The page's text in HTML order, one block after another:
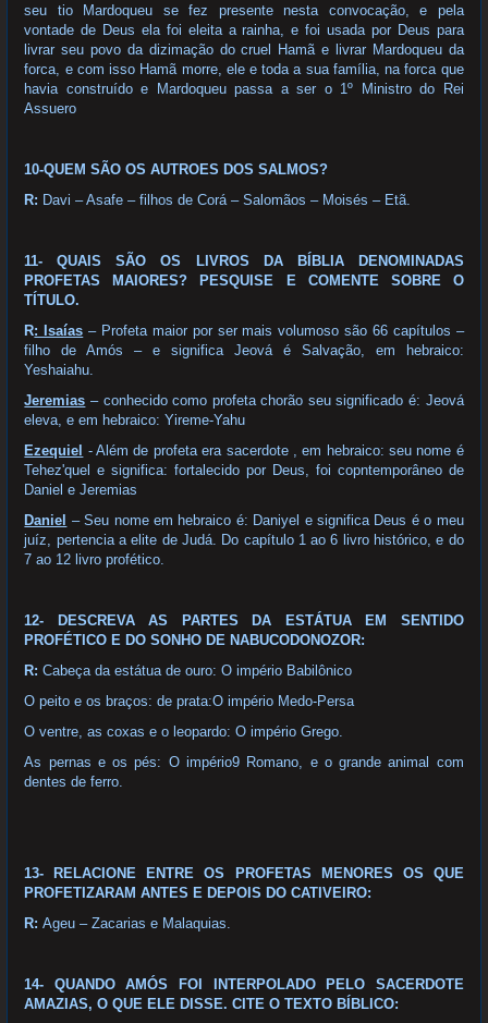
seu tio Mardoqueu se fez presente nesta convocação, e pela
vontade de Deus ela foi eleita a rainha, e foi usada por Deus para
livrar seu povo da dizimação do cruel Hamã e livrar Mardoqueu da
forca, e com isso Hamã morre, ele e toda a sua família, na forca que
havia construído e Mardoqueu passa a ser o 1º Ministro do Rei
Assuero
10-QUEM SÃO OS AUTROES DOS SALMOS?
R: Davi – Asafe – filhos de Corá – Salomãos – Moisés – Etã.
11- QUAIS SÃO OS LIVROS DA BÍBLIA DENOMINADAS
PROFETAS MAIORES? PESQUISE E COMENTE SOBRE O
TÍTULO.
R: Isaías – Profeta maior por ser mais volumoso são 66 capítulos –
filho de Amós – e significa Jeová é Salvação, em hebraico:
Yeshaiahu.
Jeremias – conhecido como profeta chorão seu significado é: Jeová
eleva, e em hebraico: Yireme-Yahu
Ezequiel - Além de profeta era sacerdote , em hebraico: seu nome é
Tehez'quel e significa: fortalecido por Deus, foi copntemporâneo de
Daniel e Jeremias
Daniel – Seu nome em hebraico é: Daniyel e significa Deus é o meu
juíz, pertencia a elite de Judá. Do capítulo 1 ao 6 livro histórico, e do
7 ao 12 livro profético.
12- DESCREVA AS PARTES DA ESTÁTUA EM SENTIDO
PROFÉTICO E DO SONHO DE NABUCODONOZOR:
R:Cabeça da estátua de ouro: O império Babilônico
O peito e os braços: de prata:O império Medo-Persa
O ventre, as coxas e o leopardo: O império Grego.
As pernas e os pés: O império9 Romano, e o grande animal com
dentes de ferro.
13- RELACIONE ENTRE OS PROFETAS MENORES OS QUE
PROFETIZARAM ANTES E DEPOIS DO CATIVEIRO:
R:Ageu – Zacarias e Malaquias.
14- QUANDO AMÓS FOI INTERPOLADO PELO SACERDOTE
AMAZIAS, O QUE ELE DISSE. CITE O TEXTO BÍBLICO: